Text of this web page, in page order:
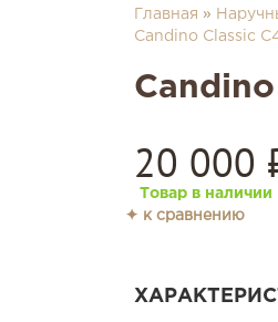
Главная »
Candino Classic
20 000
Товар в наличии
✦ к сравнению